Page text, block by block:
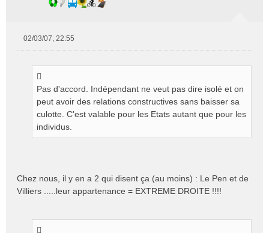
02/03/07, 22:55
Pas d'accord. Indépendant ne veut pas dire isolé et on
peut avoir des relations constructives sans baisser sa
culotte. C'est valable pour les Etats autant que pour les
individus.
Chez nous, il y en a 2 qui disent ça (au moins) : Le Pen et de
Villiers .....leur appartenance = EXTREME DROITE !!!!